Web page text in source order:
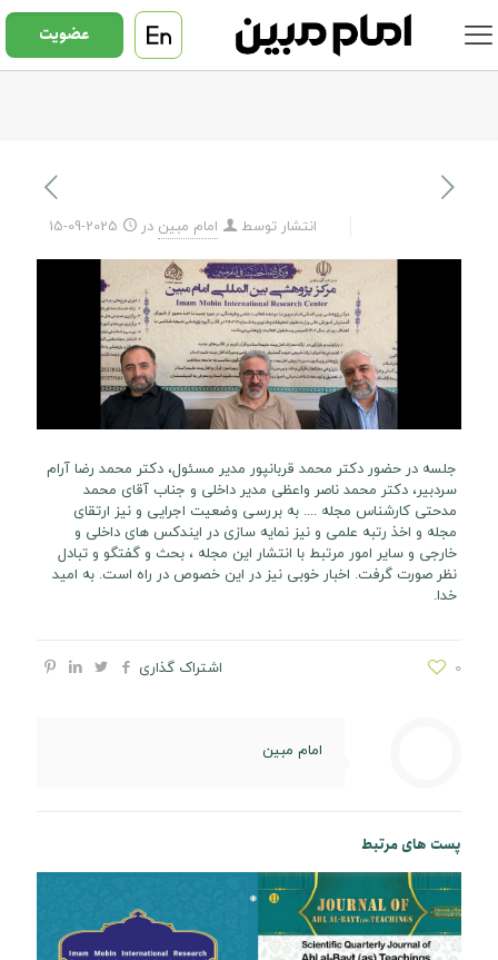
عضویت
انتشار توسط امام مبین در 2025-09-15
جلسه در حضور دکتر محمد قربانپور مدیر مسئول، دکتر محمد رضا آرام
سردبیر، دکتر محمد ناصر واعظی مدیر داخلی و جناب آقای محمد
مدحتی کارشناس مجله ..‌‌.. به بررسی وضعیت اجرایی و نیز ارتقای
مجله و اخذ رتبه علمی و نیز نمایه سازی در ایندکس های داخلی و
خارجی و سایر امور مرتبط با انتشار این مجله ، بحث و گفتگو و تبادل
نظر صورت گرفت. اخبار خوبی نیز در این خصوص در راه است. به امید
خدا.
اشتراک گذاری 0
امام مبین
پست های مرتبط